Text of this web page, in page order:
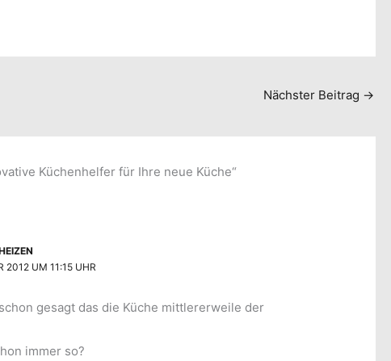
Nächster Beitrag →
Küchenhelfer für Ihre neue Küche“
2012 UM 11:15 UHR
gesagt das die Küche mittlererweile der
immer so?